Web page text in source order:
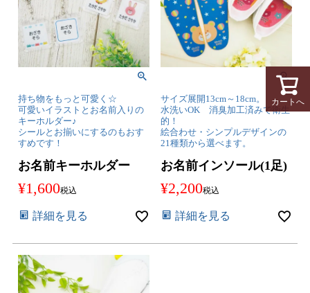
持ち物をもっと可愛く☆
可愛いイラストとお名前入りの
キーホルダー♪
シールとお揃いにするのもおす
すめです！
お名前キーホルダー
¥1,600税込
詳細を見る
サイズ展開13cm～18cm。
水洗いOK 消臭加工済みで衛生
的！
絵合わせ・シンプルデザインの
21種類から選べます。
お名前インソール(1足)
¥2,200税込
詳細を見る
カートへ